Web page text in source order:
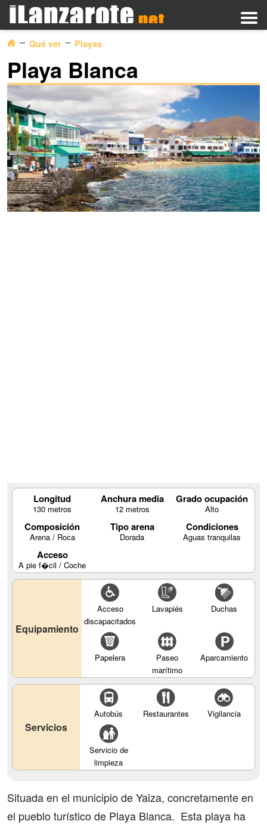
Qué ver Playas
Playa Blanca
Longitud
130 metros
Anchura media
12 metros
Grado ocupación
Alto
Composición
Arena / Roca
Tipo arena
Dorada
Condiciones
Aguas tranquilas
Acceso
A pie f�cil / Coche
Equipamiento
Acceso
discapacitados
Lavapiés Duchas
Papelera
Paseo
marítimo
Aparcamiento
Servicios
Autobús Restaurantes Vigilancia
Servicio de
limpieza
Situada en el municipio de Yaiza, concretamente en
el pueblo turístico de Playa Blanca. Esta playa ha